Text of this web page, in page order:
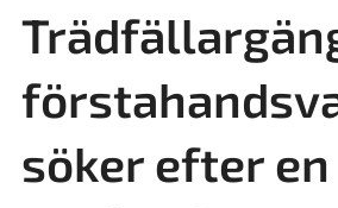
söker efter en